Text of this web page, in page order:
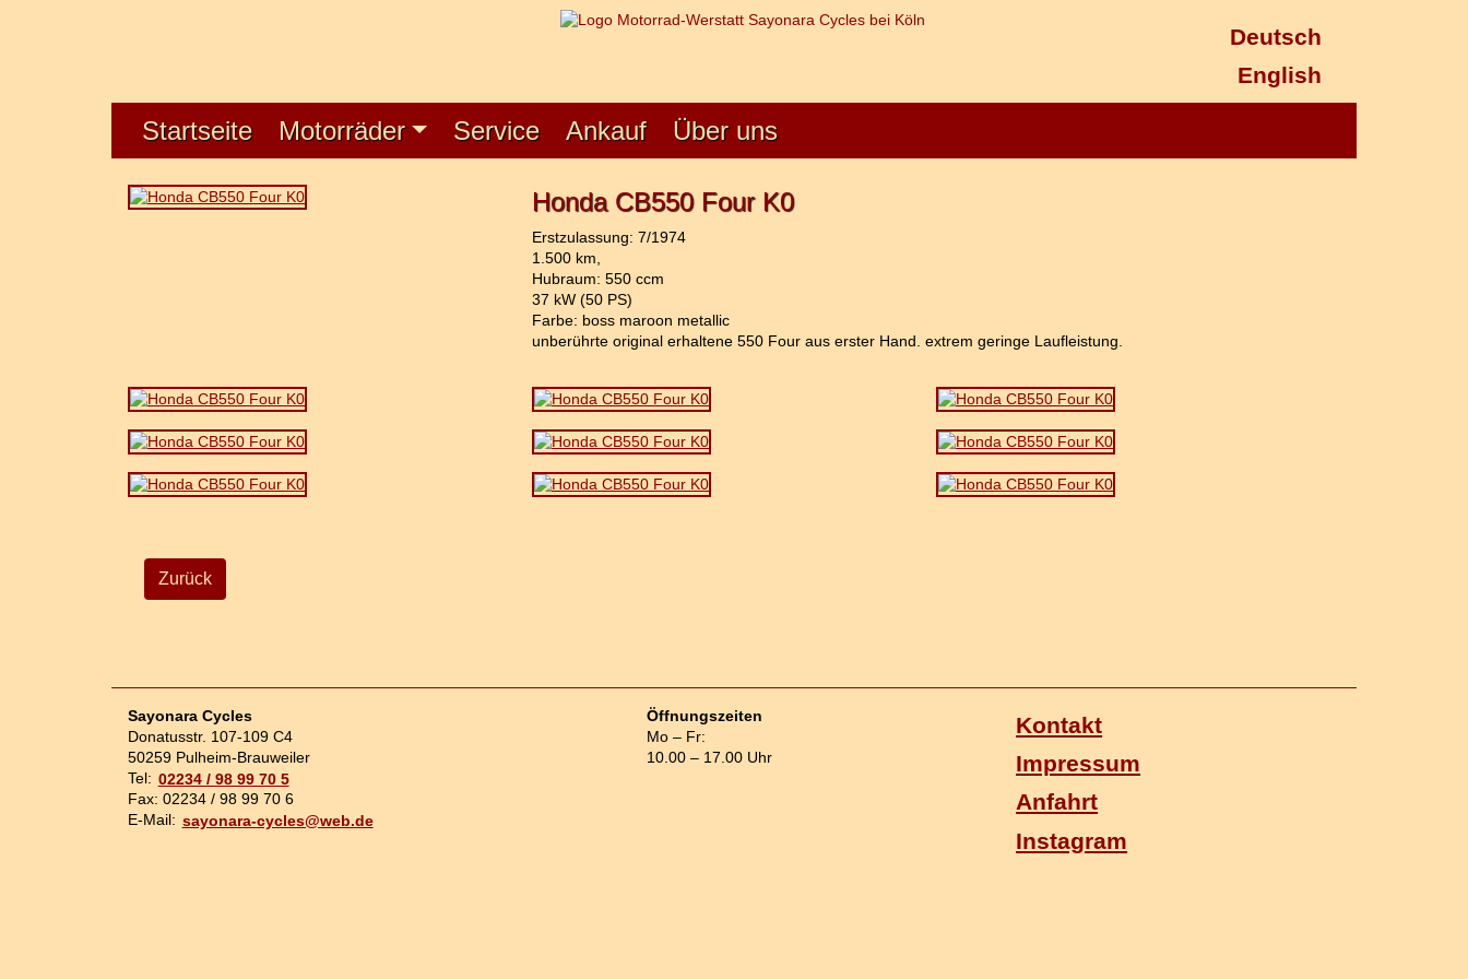
Deutsch
English
Startseite Motorräder Service Ankauf Über uns
Honda CB550 Four K0
Erstzulassung: 7/1974
1.500 km,
Hubraum: 550 ccm
37 kW (50 PS)
Farbe: boss maroon metallic
unberührte original erhaltene 550 Four aus erster Hand. extrem geringe Laufleistung.
Zurück
Sayonara Cycles
Donatusstr. 107-109 C4
50259 Pulheim-Brauweiler
Tel: 02234 / 98 99 70 5
Fax: 02234 / 98 99 70 6
E-Mail: sayonara-cycles@web.de
Öffnungszeiten
Mo – Fr:
10.00 – 17.00 Uhr
Kontakt
Impressum
Anfahrt
Instagram